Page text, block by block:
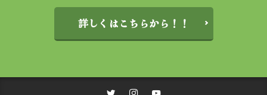
詳しくはこちらから！！